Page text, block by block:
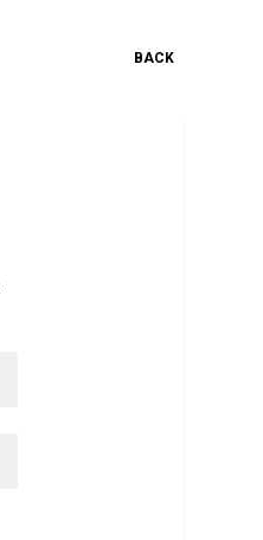
BACK